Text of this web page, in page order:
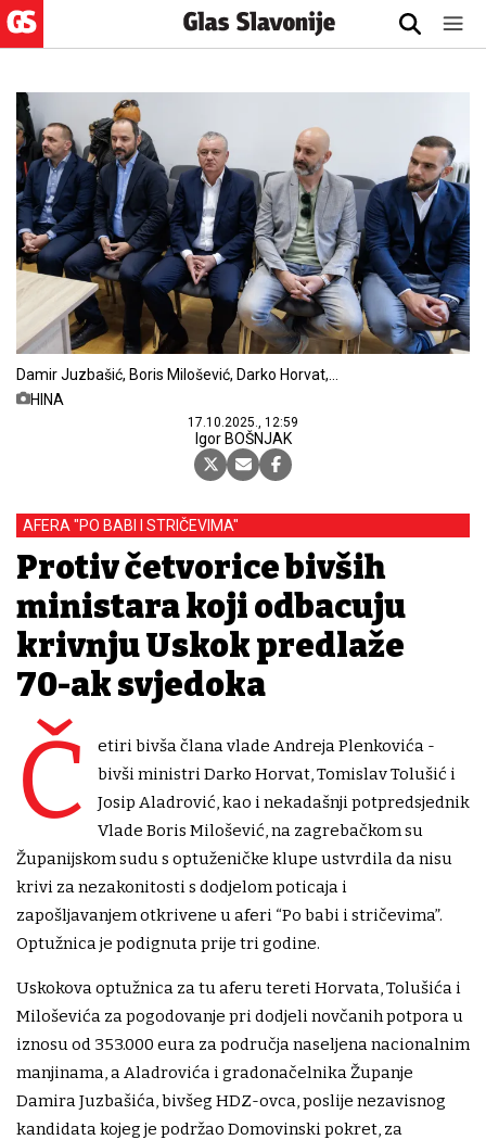
Damir Juzbašić, Boris Milošević, Darko Horvat,
Tomislav Tolušić, Josip Aladrović
HINA
17.10.2025., 12:59
Igor BOŠNJAK
AFERA "PO BABI I STRIČEVIMA"
Protiv četvorice bivših
ministara koji odbacuju
krivnju Uskok predlaže
70-ak svjedoka
Č
etiri bivša člana vlade Andreja Plenkovića -
bivši ministri Darko Horvat, Tomislav Tolušić i
Josip Aladrović, kao i nekadašnji potpredsjednik
Vlade Boris Milošević, na zagrebačkom su
Županijskom sudu s optuženičke klupe ustvrdila da nisu
krivi za nezakonitosti s dodjelom poticaja i
zapošljavanjem otkrivene u aferi “Po babi i stričevima”.
Optužnica je podignuta prije tri godine.
Uskokova optužnica za tu aferu tereti Horvata, Tolušića i
Miloševića za pogodovanje pri dodjeli novčanih potpora u
iznosu od 353.000 eura za područja naseljena nacionalnim
manjinama, a Aladrovića i gradonačelnika Županje
Damira Juzbašića, bivšeg HDZ-ovca, poslije nezavisnog
kandidata kojeg je podržao Domovinski pokret, za